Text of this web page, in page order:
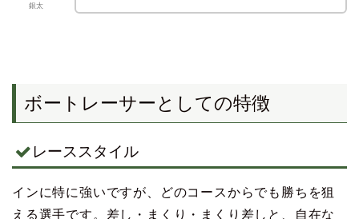
銀太
ボートレーサーとしての特徴
レーススタイル
インに特に強いですが、どのコースからでも勝ちを狙
える選手です。差し・まくり・まくり差しと、自在な